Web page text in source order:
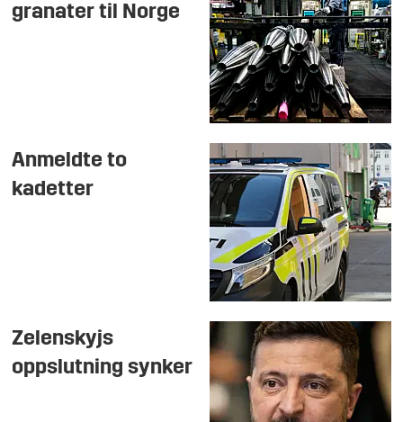
granater til Norge
Anmeldte to
kadetter
Zelenskyjs
oppslutning synker